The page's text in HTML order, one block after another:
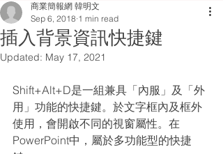
插入背景資訊快捷鍵
商業簡報網 韓明文
Sep 6, 2018 1 min read
Updated: May 17, 2021
Shift+Alt+D是一組兼具「內服」及「外
用」功能的快捷鍵。於文字框內及框外
使用，會開啟不同的視窗屬性。在
PowerPoint中，屬於多功能型的快捷